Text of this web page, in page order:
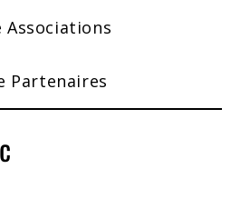
Associations
Partenaires